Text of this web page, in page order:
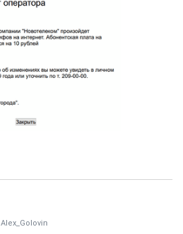
Alex_Golovin